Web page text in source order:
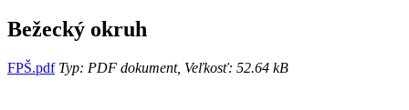
Bežecký okruh
FPŠ.pdfTyp: PDF dokument, Veľkosť: 52.64 kB